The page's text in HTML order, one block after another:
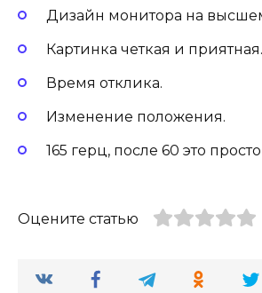
Дизайн монитора на
Картинка четкая и приятная.
Время отклика.
Изменение положения.
165 герц, после 60 это
Оцените статью